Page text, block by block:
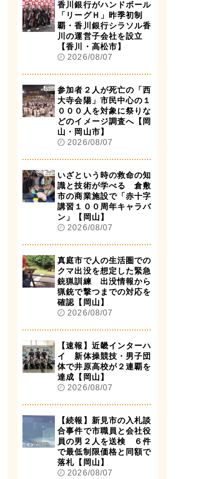
香川銀行がハンドボール
「リーグＨ」昨季初制
覇・香川銀行シラソル香
川の運営子会社を設立
【香川・高松市】
2026/08/07
参加者２人が死亡の「西
大寺会陽」市民中心の１
０００人を対象に祭りな
どのイメージ調査へ【岡
山・岡山市】
2026/08/07
いざという時の救命の知
識と技術が学べる 倉敷
市の商業施設で「赤十字
講習１００周年キャラバ
ン」【岡山】
2026/08/07
真庭市で人の生活圏での
クマ出没を想定した緊急
銃猟訓練 出没情報から
猟銃で撃つまでの対応を
確認【岡山】
2026/08/07
【速報】近畿インターハ
イ 新体操競技・男子団
体で井原高校が２連覇を
達成【岡山】
2026/08/07
【続報】新見市の入札談
合事件で市職員と会社役
員の男２人を送検 ６件
で最低制限価格と同額で
落札【岡山】
2026/08/07